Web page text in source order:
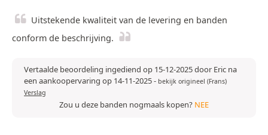
Uitstekende kwaliteit van de levering en banden
conform de beschrijving.
Vertaalde beoordeling ingediend op 15-12-2025 door Eric na
een aankoopervaring op 14-11-2025- bekijk origineel (Frans)
Verslag
Zou u deze banden nogmaals kopen? NEE